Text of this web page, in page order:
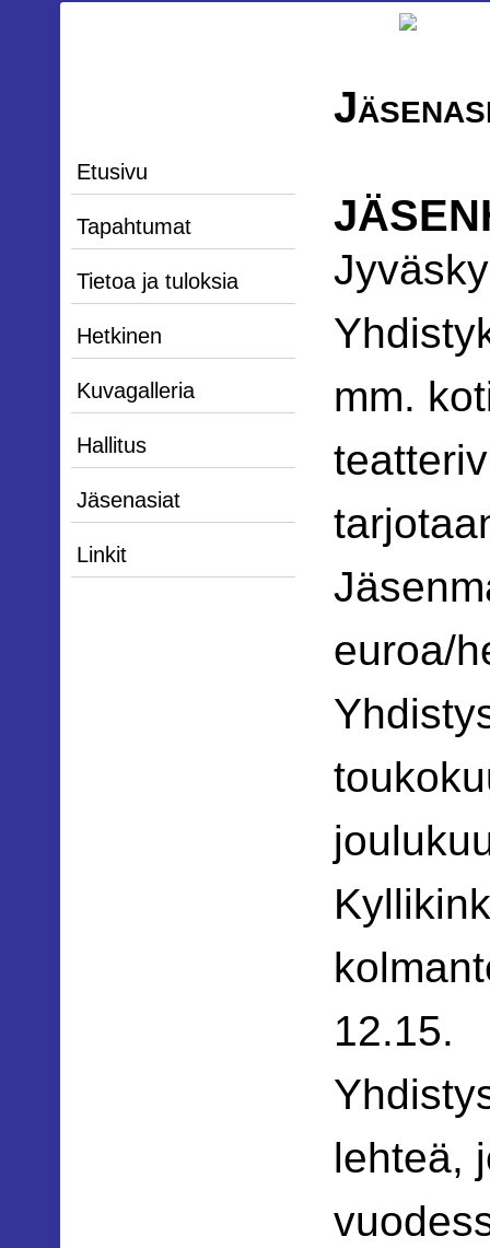
Etusivu
Tapahtumat
Tietoa ja tuloksia
Hetkinen
Kuvagalleria
Hallitus
Jäsenasiat
Linkit
mm.
euroa/
12.15.
lehteä,